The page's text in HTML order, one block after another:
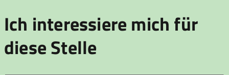
Ich interessiere mich für
diese Stelle